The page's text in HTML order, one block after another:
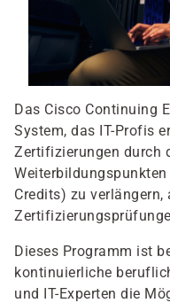
Das Cisco Continuing
System, das IT-Profis
Zertifizierungen durch
Credits) zu verlängern,
Dieses Programm ist
kontinuierliche
und IT-Experten die